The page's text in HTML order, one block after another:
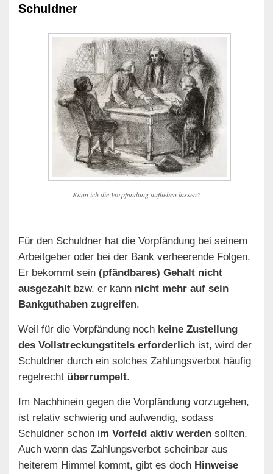
Schuldner
Kann ich die Vorpfändung aufheben lassen?
Für den Schuldner hat die Vorpfändung bei seinem
Arbeitgeber oder bei der Bank verheerende Folgen.
Er bekommt sein (pfändbares) Gehalt nicht
ausgezahlt bzw. er kann nicht mehr auf sein
Bankguthaben zugreifen.
Weil für die Vorpfändung noch keine Zustellung
des Vollstreckungstitels erforderlich ist, wird der
Schuldner durch ein solches Zahlungsverbot häufig
regelrecht überrumpelt.
Im Nachhinein gegen die Vorpfändung vorzugehen,
ist relativ schwierig und aufwendig, sodass
Schuldner schon im Vorfeld aktiv werden sollten.
Auch wenn das Zahlungsverbot scheinbar aus
heiterem Himmel kommt, gibt es doch Hinweise